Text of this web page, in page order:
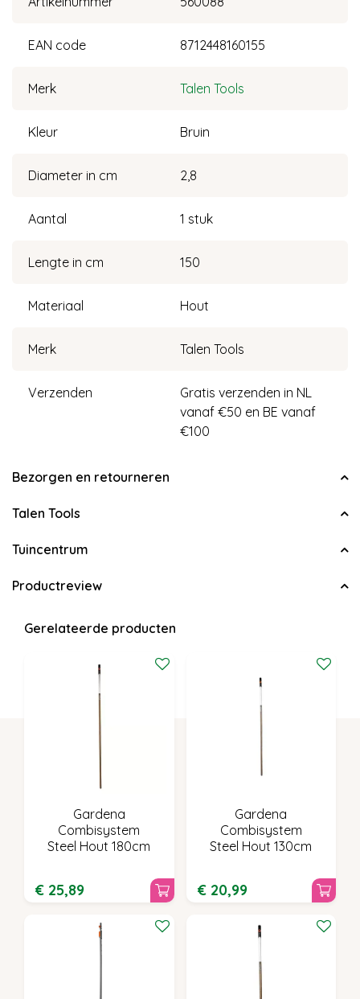
EAN code 8712448160155
Merk Talen Tools
Kleur Bruin
Diameter in cm 2,8
Aantal 1 stuk
Lengte in cm 150
Materiaal Hout
Merk Talen Tools
Verzenden
Gratis verzenden in NL
vanaf €50 en BE vanaf
€100
Bezorgen en retourneren
Talen Tools
Tuincentrum
Productreview
Gerelateerde producten
Gardena
Combisystem
Steel Hout 180cm
€ 25,89
Gardena
Combisystem
Steel Hout 130cm
€ 20,99